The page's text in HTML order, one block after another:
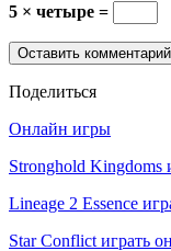
5 × четыре =
Поделиться
Онлайн игры
Stronghold Kingdoms
Lineage 2 Essence
Star Conflict играть